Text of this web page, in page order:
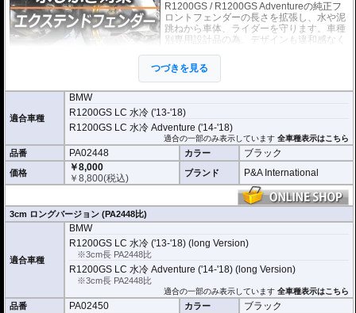
R1200GS / R1200GS Adventureの純正フ
ロントフェンダーの長さを拡張し、水や泥
跳ねから車体、ライダーを守ります。車種
別専用設計品の為、デザインも違和感なく
軽に装着できるカスタムパーツです。
取付は付属の強力粘着シートを使い、簡単
に行えます。通常使用での脱落は心配ありませんが、取付作業の不備(洗浄、脱
脂不十分)等においてはこの限りではありません。ビスまたはトリムクリップが
付属しているパッケージについてはこれらの使用を強く推奨いたします。使用
されていない場合の脱落による保証は致しかねます。
どのような効果があるパーツですか？
R1200GS / R1200GS Adventureの純正フロントフェンダーの長さを拡張し、水
や泥跳ねから車体、ライダーを強力に守ります。
※写真はイメージです。車種により、フェンダーのデザインは多少異なりま
す。
つづきを見る
適合車種
BMW
R1200GS LC 水冷 ('13-'18)
R1200GS LC 水冷 Adventure ('14-'18)
適合の一部のみ表示しています全車種表示はこちら
品番 PA02448 カラー ブラック
価格
￥8,000
￥8,800(税込) ブランド P&A International
3cm ロングバージョン (PA2448比)
適合車種
BMW
R1200GS LC 水冷 ('13-'18) (long Version)
※3cm長 PA2448比
R1200GS LC 水冷 Adventure ('14-'18) (long Version)
※3cm長 PA2448比
適合の一部のみ表示しています全車種表示はこちら
品番 PA02450 カラー ブラック